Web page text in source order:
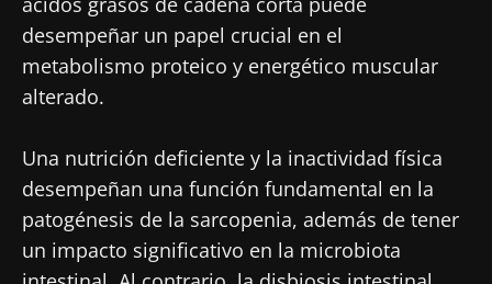
desempeñar un papel crucial en el
metabolismo proteico y energético muscular
alterado.
Una nutrición deficiente y la inactividad física
desempeñan una función fundamental en la
patogénesis de la sarcopenia, además de tener
un impacto significativo en la microbiota